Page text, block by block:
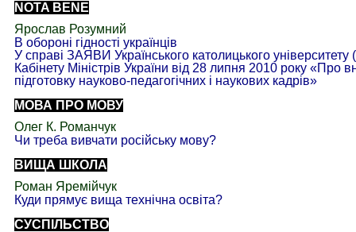
NOTA BENE
Ярослав Розумний
В обороні гідності українців
У справі ЗАЯВИ Українського католицького
Кабінету Міністрів України від 28 липня 2010 року
підготовку науково-педагогічних і наукових кадрів»
МОВА ПРО МОВУ
Олег К. Романчук
Чи треба вивчати російську мову?
ВИЩА ШКОЛА
Роман Яремійчук
Куди прямує вища технічна освіта?
СУСПІЛЬСТВО